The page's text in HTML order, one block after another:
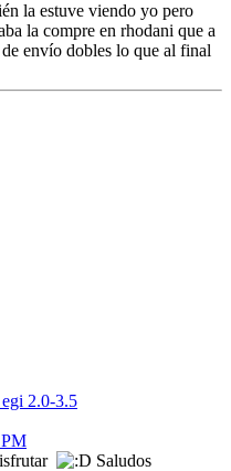
la estuve viendo yo pero
la compre en rhodani que a
de envío dobles lo que al final
2.0-3.5
Saludos